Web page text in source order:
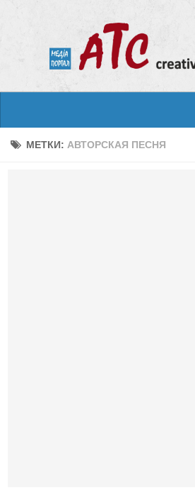
События
МЕТКИ: АВТОРСКАЯ ПЕСНЯ